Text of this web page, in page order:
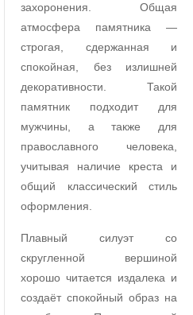
захоронения. Общая
атмосфера памятника —
строгая, сдержанная и
спокойная, без излишней
декоративности. Такой
памятник подходит для
мужчины, а также для
православного человека,
учитывая наличие креста и
общий классический стиль
оформления.
Плавный силуэт со
скругленной вершиной
хорошо читается издалека и
создаёт спокойный образ на